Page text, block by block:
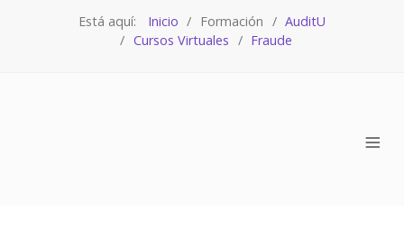
Está aquí: Inicio Formación
AuditU
Cursos Virtuales
Fraude
≡